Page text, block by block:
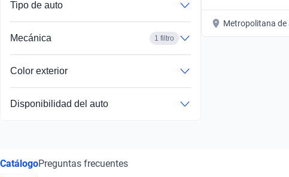
Tipo de auto
Mecánica 1 filtro
Color exterior
Disponibilidad del auto
Metropolitana de
CatálogoPreguntas frecuentes